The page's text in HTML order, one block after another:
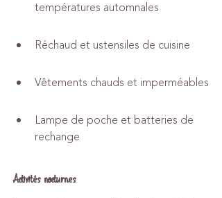
températures automnales
Réchaud et ustensiles de cuisine
Vêtements chauds et imperméables
Lampe de poche et batteries de
rechange
Activités nocturnes